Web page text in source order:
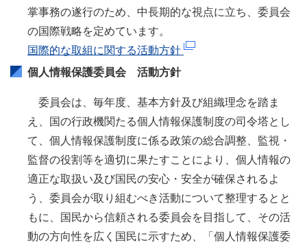
掌事務の遂行のため、中長期的な視点に立ち、委員会
の国際戦略を定めています。
国際的な取組に関する活動方針
個人情報保護委員会 活動方針
委員会は、毎年度、基本方針及び組織理念を踏ま
え、国の行政機関たる個人情報保護制度の司令塔とし
て、個人情報保護制度に係る政策の総合調整、監視・
監督の役割等を適切に果たすことにより、個人情報の
適正な取扱い及び国民の安心・安全が確保されるよ
う、委員会が取り組むべき活動について整理するとと
もに、国民から信頼される委員会を目指して、その活
動の方向性を広く国民に示すため、「個人情報保護委